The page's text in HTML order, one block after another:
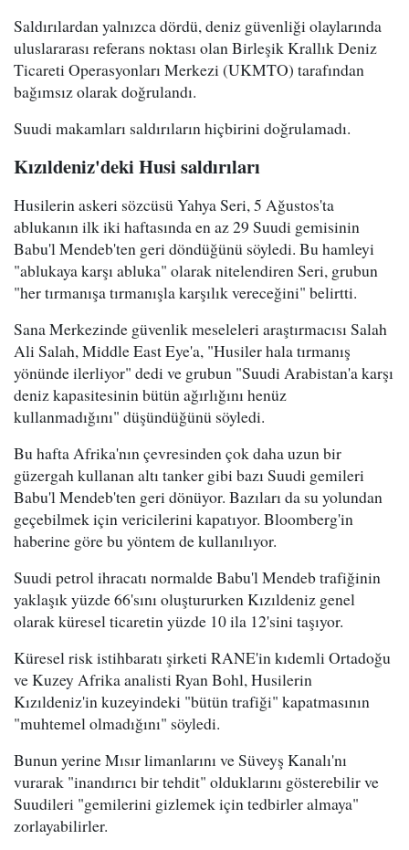
Saldırılardan yalnızca dördü, deniz güvenliği olaylarında
uluslararası referans noktası olan Birleşik Krallık Deniz
Ticareti Operasyonları Merkezi (UKMTO) tarafından
bağımsız olarak doğrulandı.
Suudi makamları saldırıların hiçbirini doğrulamadı.
Kızıldeniz'deki Husi saldırıları
Husilerin askeri sözcüsü Yahya Seri, 5 Ağustos'ta
ablukanın ilk iki haftasında en az 29 Suudi gemisinin
Babu'l Mendeb'ten geri döndüğünü söyledi. Bu hamleyi
"ablukaya karşı abluka" olarak nitelendiren Seri, grubun
"her tırmanışa tırmanışla karşılık vereceğini" belirtti.
Sana Merkezinde güvenlik meseleleri araştırmacısı Salah
Ali Salah, Middle East Eye'a, "Husiler hala tırmanış
yönünde ilerliyor" dedi ve grubun "Suudi Arabistan'a karşı
deniz kapasitesinin bütün ağırlığını henüz
kullanmadığını" düşündüğünü söyledi.
Bu hafta Afrika'nın çevresinden çok daha uzun bir
güzergah kullanan altı tanker gibi bazı Suudi gemileri
Babu'l Mendeb'ten geri dönüyor. Bazıları da su yolundan
geçebilmek için vericilerini kapatıyor. Bloomberg'in
haberine göre bu yöntem de kullanılıyor.
Suudi petrol ihracatı normalde Babu'l Mendeb trafiğinin
yaklaşık yüzde 66'sını oluştururken Kızıldeniz genel
olarak küresel ticaretin yüzde 10 ila 12'sini taşıyor.
Küresel risk istihbaratı şirketi RANE'in kıdemli Ortadoğu
ve Kuzey Afrika analisti Ryan Bohl, Husilerin
Kızıldeniz'in kuzeyindeki "bütün trafiği" kapatmasının
"muhtemel olmadığını" söyledi.
Bunun yerine Mısır limanlarını ve Süveyş Kanalı'nı
vurarak "inandırıcı bir tehdit" olduklarını gösterebilir ve
Suudileri "gemilerini gizlemek için tedbirler almaya"
zorlayabilirler.